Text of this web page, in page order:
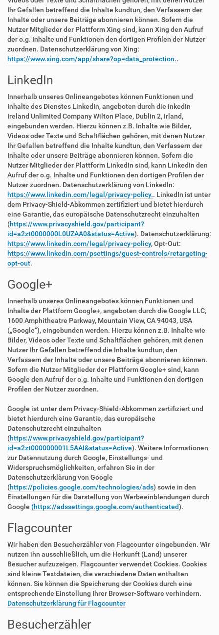
Ihr Gefallen betreffend die Inhalte kundtun, den Verfassern der
Inhalte oder unsere Beiträge abonnieren können. Sofern die
Nutzer Mitglieder der Plattform Xing sind, kann Xing den Aufruf
der o.g. Inhalte und Funktionen den dortigen Profilen der Nutzer
zuordnen. Datenschutzerklärung von Xing:
https://www.xing.com/app/share?op=data_protection..
LinkedIn
Innerhalb unseres Onlineangebotes können Funktionen und
Inhalte des Dienstes LinkedIn, angeboten durch die inkedIn
Ireland Unlimited Company Wilton Place, Dublin 2, Irland,
eingebunden werden. Hierzu können z.B. Inhalte wie Bilder,
Videos oder Texte und Schaltflächen gehören, mit denen Nutzer
Ihr Gefallen betreffend die Inhalte kundtun, den Verfassern der
Inhalte oder unsere Beiträge abonnieren können. Sofern die
Nutzer Mitglieder der Plattform LinkedIn sind, kann LinkedIn den
Aufruf der o.g. Inhalte und Funktionen den dortigen Profilen der
Nutzer zuordnen. Datenschutzerklärung von LinkedIn:
https://www.linkedin.com/legal/privacy-policy.. LinkedIn ist unter
dem Privacy-Shield-Abkommen zertifiziert und bietet hierdurch
eine Garantie, das europäische Datenschutzrecht einzuhalten
(https://www.privacyshield.gov/participant?
id=a2zt0000000L0UZAA0&status=Active). Datenschutzerklärung:
https://www.linkedin.com/legal/privacy-policy, Opt-Out:
https://www.linkedin.com/psettings/guest-controls/retargeting-
opt-out.
Google+
Innerhalb unseres Onlineangebotes können Funktionen und
Inhalte der Plattform Google+, angeboten durch die Google LLC,
1600 Amphitheatre Parkway, Mountain View, CA 94043, USA
(„Google“), eingebunden werden. Hierzu können z.B. Inhalte wie
Bilder, Videos oder Texte und Schaltflächen gehören, mit denen
Nutzer Ihr Gefallen betreffend die Inhalte kundtun, den
Verfassern der Inhalte oder unsere Beiträge abonnieren können.
Sofern die Nutzer Mitglieder der Plattform Google+ sind, kann
Google den Aufruf der o.g. Inhalte und Funktionen den dortigen
Profilen der Nutzer zuordnen.
Google ist unter dem Privacy-Shield-Abkommen zertifiziert und
bietet hierdurch eine Garantie, das europäische
Datenschutzrecht einzuhalten
(https://www.privacyshield.gov/participant?
id=a2zt000000001L5AAI&status=Active). Weitere Informationen
zur Datennutzung durch Google, Einstellungs- und
Widerspruchsmöglichkeiten, erfahren Sie in der
Datenschutzerklärung von Google
(https://policies.google.com/technologies/ads) sowie in den
Einstellungen für die Darstellung von Werbeeinblendungen durch
Google (https://adssettings.google.com/authenticated).
Flagcounter
Wir haben den Besucherzähler von Flagcounter eingebunden. Wir
nutzen ihn ausschließlich, um die Herkunft (Land) unserer
Besucher aufzuzeigen. Flagcounter verwendet Cookies. Cookies
sind kleine Textdateien, die verschiedene Daten enthalten
können. Sie können die Speicherung der Cookies durch eine
entsprechende Einstellung Ihrer Browser-Software verhindern.
Datenschutzerklärung für Flagcounter
Besucherzähler